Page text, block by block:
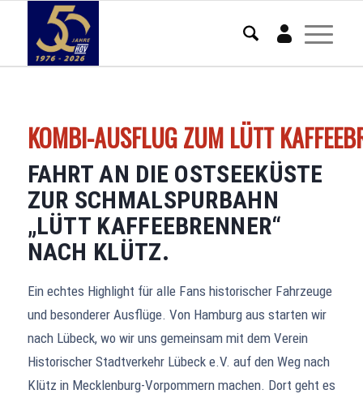
Mein Konto
KOMBI-AUSFLUG ZUM LÜTT
FAHRT AN DIE OSTSEEKÜSTE
ZUR SCHMALSPURBAHN
„LÜTT KAFFEEBRENNER“
NACH KLÜTZ.
Ein echtes Highlight für alle Fans historischer Fahrzeuge
und besonderer Ausflüge. Von Hamburg aus starten wir
nach Lübeck, wo wir uns gemeinsam mit dem Verein
Historischer Stadtverkehr Lübeck e.V. auf den Weg nach
Klütz in Mecklenburg-Vorpommern machen. Dort geht es